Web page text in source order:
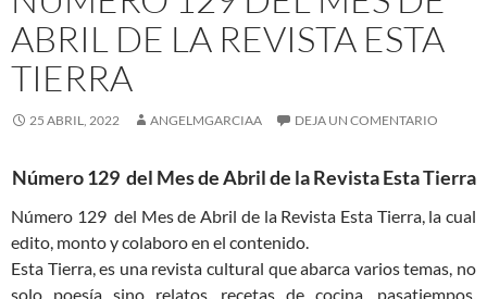
ABRIL DE LA REVISTA ESTA
TIERRA
25 ABRIL, 2022 ANGELMGARCIAA DEJA UN COMENTARIO
Número 129del Mes deAbrilde la Revista Esta Tierra
Número 129 del Mes de Abril de la Revista Esta Tierra, la cual
edito, monto y colaboro en el contenido.
Esta Tierra, es una revista cultural que abarca varios temas, no
solo poesía sino relatos, recetas de cocina, pasatiempos,